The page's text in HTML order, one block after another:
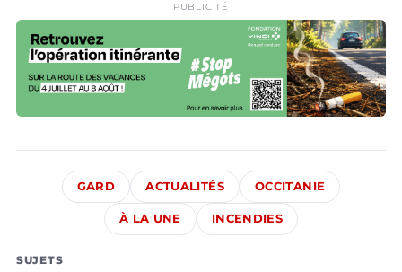
PUBLICITÉ
GARD ACTUALITÉS OCCITANIE
À LA UNE INCENDIES
SUJETS